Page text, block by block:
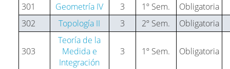
301
Geometría IV 3 1º Sem.
Obligatoria
302
Topología II 3 2º Sem. Obligatoria
303
Teoría de la
Medida e
Integración
3 1º Sem. Obligatoria